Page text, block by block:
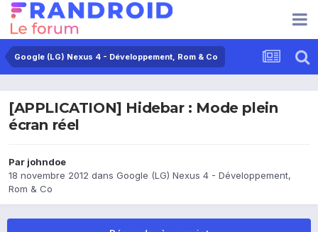
Google (LG) Nexus 4 - Développement, Rom & Co
[APPLICATION] Hidebar : Mode plein
écran réel
Par johndoe
18 novembre 2012 dans Google (LG) Nexus 4 - Développement,
Rom & Co